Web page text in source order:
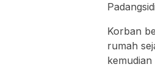
Korban
rumah